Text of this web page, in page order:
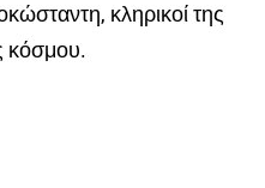
κληρικοί της
κόσμου.